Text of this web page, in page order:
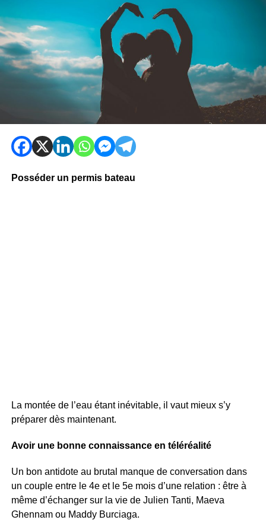
Posséder un permis bateau
La montée de l’eau étant inévitable, il vaut mieux s’y
préparer dès maintenant.
Avoir une bonne connaissance en téléréalité
Un bon antidote au brutal manque de conversation dans
un couple entre le 4e et le 5e mois d’une relation : être à
même d’échanger sur la vie de Julien Tanti, Maeva
Ghennam ou Maddy Burciaga.